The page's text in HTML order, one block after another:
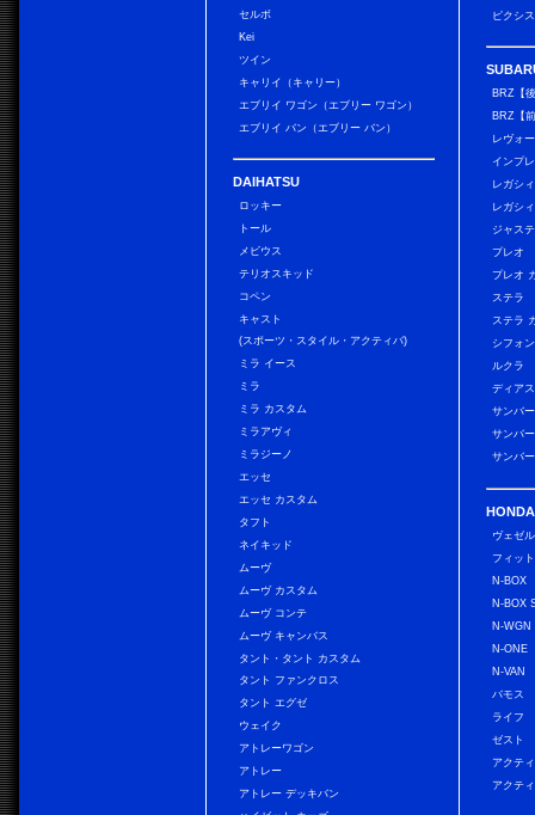
セルボ
Kei
ツイン
キャリイ（キャリー）
エブリイ ワゴン（エブリー ワゴン）
エブリイ バン（エブリー バン）
DAIHATSU
ロッキー
トール
メビウス
テリオスキッド
コペン
キャスト
(スポーツ・スタイル・アクティバ)
ミラ イース
ミラ
ミラ カスタム
ミラアヴィ
ミラジーノ
エッセ
エッセ カスタム
タフト
ネイキッド
ムーヴ
ムーヴ カスタム
ムーヴ コンテ
ムーヴ キャンバス
タント・タント カスタム
タント ファンクロス
タント エグゼ
ウェイク
アトレーワゴン
アトレー
アトレー デッキバン
ピクシ
BRZ【
BRZ【
レヴォ
インプ
レガシ
レガシ
ジャス
プレオ
プレオ
ステラ
ステラ
シフォ
ルクラ
ディア
サンバ
サンバ
サンバ
HONDA
ヴェゼル
フィット
N-BOX
N-BOX
N-WGN
N-ONE
N-VAN
バモス
ライフ
ゼスト
アクテ
アクテ